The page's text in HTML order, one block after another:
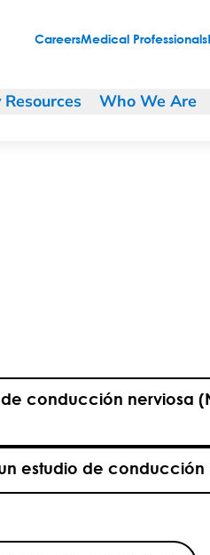
CareersMedical Professionals
Who We Are
conducción nerviosa
estudio de conducción